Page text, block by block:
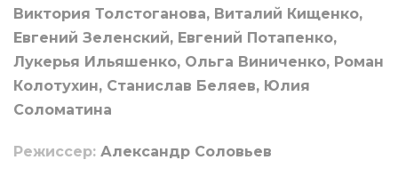
Виктория Толстоганова, Виталий Кищенко,
Евгений Зеленский, Евгений Потапенко,
Лукерья Ильяшенко, Ольга Виниченко, Роман
Колотухин, Станислав Беляев, Юлия
Соломатина
Режиссер: Александр Соловьев